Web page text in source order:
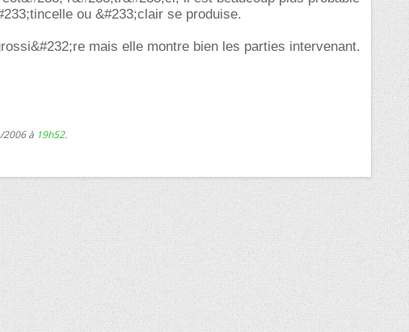
ou &#233;clair se produise.
mais elle montre bien les parties intervenant.
2006 à 19h52.